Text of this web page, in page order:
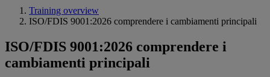
Training overview
ISO/FDIS 9001:2026 comprendere i cambiamenti principali
ISO/FDIS 9001:2026 comprendere i
cambiamenti principali